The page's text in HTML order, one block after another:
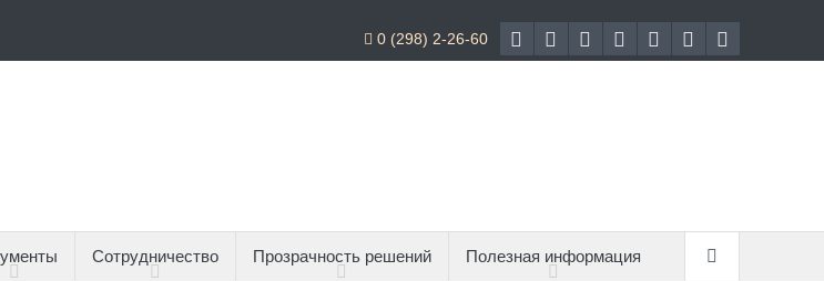
0 (298) 2-26-60
Сотрудничество Прозрачность решений Полезная информация